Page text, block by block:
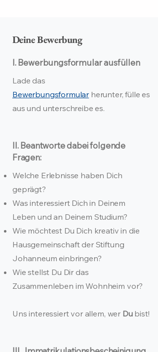
Deine Bewerbung
I. Bewerbungsformular ausfüllen
Lade das
Bewerbungsformularherunter, fülle es
aus und unterschreibe es.
II. Beantworte dabei folgende
Fragen:
Welche Erlebnisse haben Dich
geprägt?
Was interessiert Dich in Deinem
Leben und an Deinem Studium?
Wie möchtest Du Dich kreativ in die
Hausgemeinschaft der Stiftung
Johanneum einbringen?
Wie stellst Du Dir das
Zusammenleben im Wohnheim vor?
Uns interessiert vor allem, wer Dubist!